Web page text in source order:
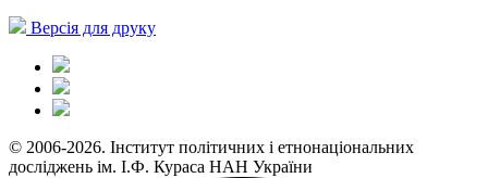
Версія для друку
© 2006-2026. Інститут політичних і етнонаціональних
досліджень ім. І.Ф. Кураса НАН України